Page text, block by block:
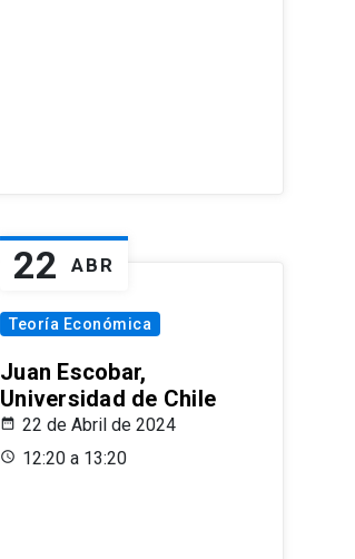
22 ABR
Teoría Económica
Juan Escobar,
Universidad de Chile
22 de Abril de 2024
12:20 a 13:20